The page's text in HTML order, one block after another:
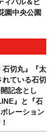
園中央公園
石切丸』『太
れている石切
記念とし
』と『石
レーション